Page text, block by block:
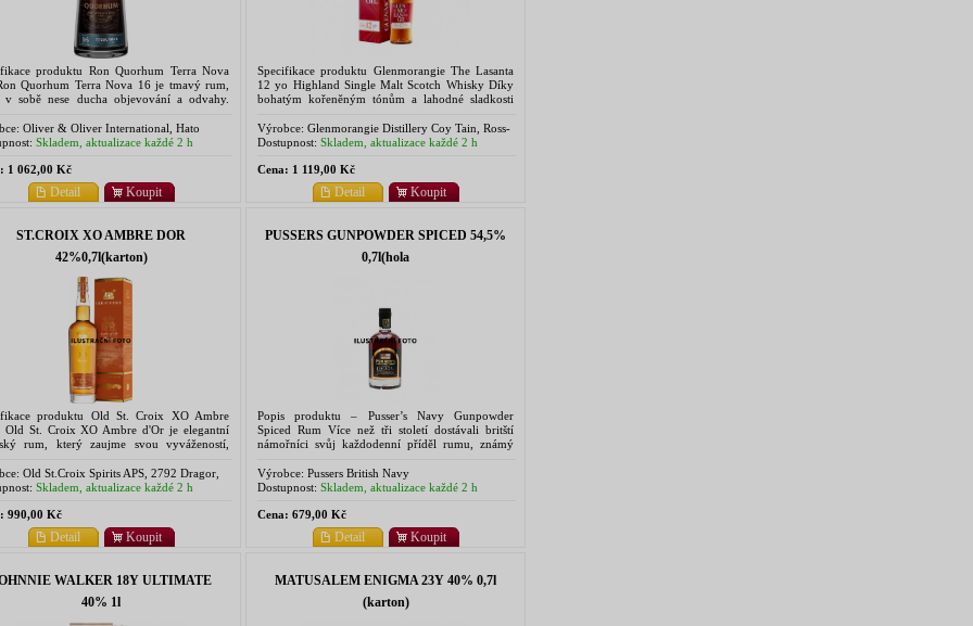
produktu Ron Quorhum Terra Nova
Quorhum Terra Nova 16 je tmavý rum,
v sobě nese ducha objevování a odvahy.
tří rumových...
Oliver & Oliver International, Hato
Kn.22, 10902 Santo Domingo, Republica
Skladem, aktualizace každé 2 h
1 062,00 Kč
Koupit
Detail
Specifikace produktu Glenmorangie The Lasanta
12 yo Highland Single Malt Scotch Whisky Díky
bohatým kořeněným tónům a lahodné sladkosti
zážitek, který se...
Výrobce: Glenmorangie Distillery Coy Tain, Ross-
Shire, IV19 1PZ.
Dostupnost: Skladem, aktualizace každé 2 h
Cena: 1 119,00 Kč
Koupit
Detail
ST.CROIX XO AMBRE DOR
42%0,7l(karton)
produktu Old St. Croix XO Ambre
St. Croix XO Ambre d'Or je elegantní
rum, který zaujme svou vyvážeností,
melasy...
Old St.Croix Spirits APS, 2792 Dragor,
Skladem, aktualizace každé 2 h
990,00 Kč
Koupit
Detail
PUSSERS GUNPOWDER SPICED 54,5%
0,7l(hola
Popis produktu – Pusser’s Navy Gunpowder
Spiced Rum Více než tři století dostávali britští
námořníci svůj každodenní příděl rumu, známý
1970, v den, který...
Výrobce: Pussers British Navy
Dostupnost: Skladem, aktualizace každé 2 h
Cena: 679,00 Kč
Koupit
Detail
WALKER 18Y ULTIMATE
40% 1l
MATUSALEM ENIGMA 23Y 40% 0,7l
(karton)